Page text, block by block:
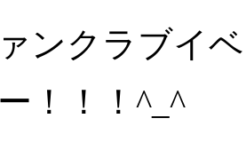
ンクラブイ
！！！^_^